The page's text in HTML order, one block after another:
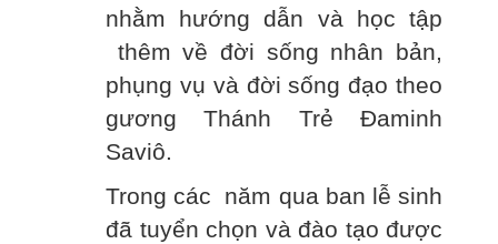
nhằm hướng dẫn và học tập
thêm về đời sống nhân bản,
phụng vụ và đời sống đạo theo
gương Thánh Trẻ Đaminh
Saviô.
Trong các năm qua ban lễ sinh
đã tuyển chọn và đào tạo được